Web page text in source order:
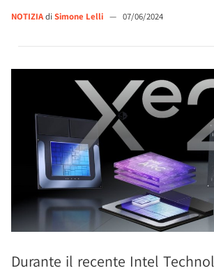
NOTIZIAdi Simone Lelli — 07/06/2024
Durante il recente Intel